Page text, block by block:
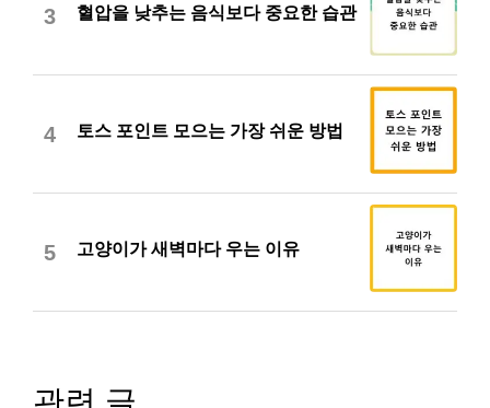
3 혈압을 낮추는 음식보다 중요한 습관
4 토스 포인트 모으는 가장 쉬운 방법
5 고양이가 새벽마다 우는 이유